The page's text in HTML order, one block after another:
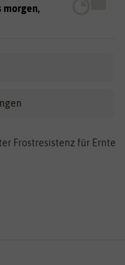
morgen,
Frostresistenz für Ernte